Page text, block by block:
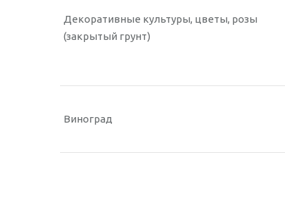
Декоративные культуры, цветы, розы
(закрытый грунт)
Виноград